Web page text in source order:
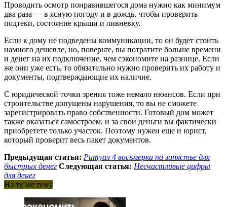
Проводить осмотр понравившегося дома нужно как минимум
два раза — в ясную погоду и в дождь, чтобы проверить
подтеки, состояние крыши и ливневку.
Если к дому не подведены коммуникации, то он будет стоить
намного дешевле, но, поверьте, вы потратите больше времени
и денег на их подключение, чем сэкономите на разнице. Если
же они уже есть, то обязательно нужно проверить их работу и
документы, подтверждающие их наличие.
С юридической точки зрения тоже немало нюансов. Если при
строительстве допущены нарушения, то вы не сможете
зарегистрировать право собственности. Готовый дом может
также оказаться самостроем, и за свои деньги вы фактически
приобретете только участок. Поэтому нужен еще и юрист,
который проверит весь пакет документов.
Предыдущая статья: Ритуал 4 восьмерки на запястье для
быстрых денег Следующая статья: Несчастливые цифры
для денег
На ту же тему